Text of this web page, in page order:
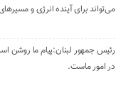
می‌تواند برای آینده انرژی و
رئیس جمهور لبنان:پیام ما روشن
در امور ماست.